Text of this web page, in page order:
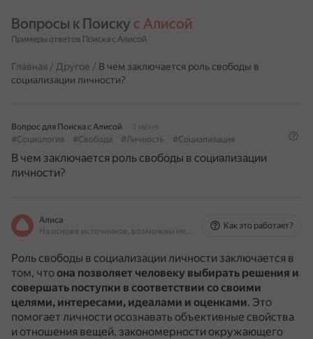
Вопросы к Поиску с Алисой
Примеры ответов Поиска с Алисой
Главная / Другое / В чем заключается роль свободы в
социализации личности?
Вопрос для Поиска с Алисой
1 июня
#Социология
#Свобода #Личность #Социализация
В чем заключается роль свободы в социализации
личности?
Алиса
На основе источников, возможны неточности
Как это работает?
Роль свободы в социализации личности заключается в
том, чтоона позволяет человеку выбирать решения и
совершать поступки в соответствии со своими
целями, интересами, идеалами и оценками. Это
помогает личности осознавать объективные свойства
и отношения вещей, закономерности окружающего